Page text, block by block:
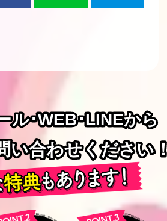
ル･WEB･LINEから
ル･WEB･LINEから
い合わせください
い合わせください